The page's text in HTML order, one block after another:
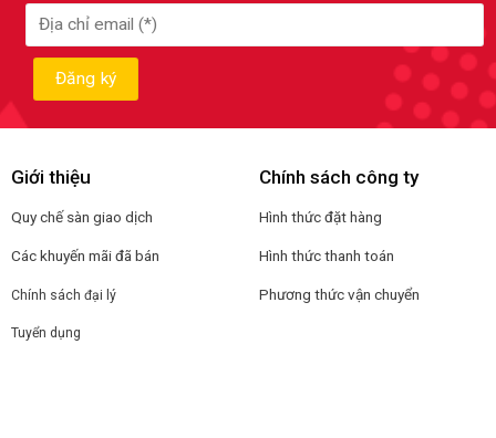
Giới thiệu
Quy chế sàn giao dịch
Các khuyến mãi đã bán
Chính sách đại lý
Tuyển dụng
Chính sách công ty
Hình thức đặt hàng
Hình thức thanh toán
Phương thức vận chuyển